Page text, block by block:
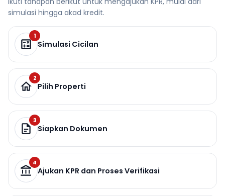
simulasi hingga akad kredit.
1
Simulasi Cicilan
2
Pilih Properti
3
Siapkan Dokumen
4
Ajukan KPR dan Proses Verifikasi